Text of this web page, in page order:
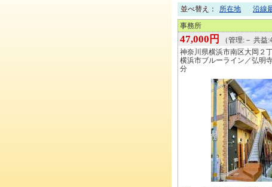
並べ替え： 所在地 沿線
事務所
47,000円
（管理:－ 共益
神奈川県横浜市南区大岡２
横浜市ブルーライン／弘明
分